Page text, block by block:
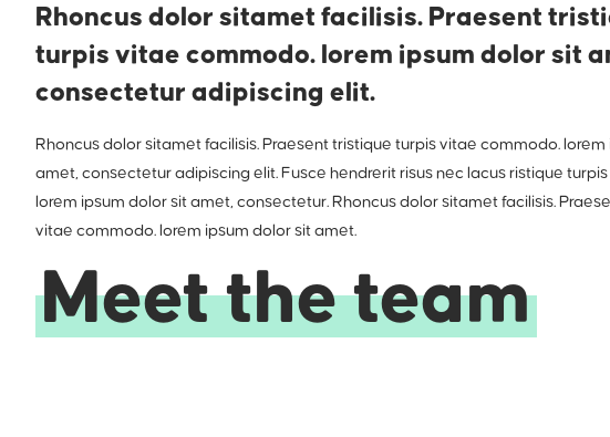
Rhoncus dolor sitamet facilisis. Praesent
turpis vitae commodo. lorem ipsum dolor sit
consectetur adipiscing elit.
Rhoncus dolor sitamet facilisis. Praesent tristique turpis vitae commodo.
amet, consectetur adipiscing elit. Fusce hendrerit risus nec lacus ristique
lorem ipsum dolor sit amet, consectetur. Rhoncus dolor sitamet facilisis.
vitae commodo. lorem ipsum dolor sit amet.
Meet the team